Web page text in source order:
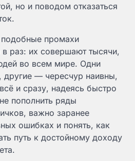
но и поводом отказаться
промахи
в раз: их совершают тысячи,
во всем мире. Одни
— чересчур наивны,
и сразу, надеясь быстро
пополнить ряды
важно заранее
ошибках и понять, как
путь к достойному доходу